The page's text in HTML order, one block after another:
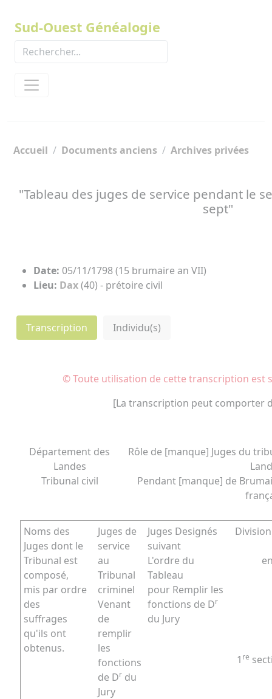
Sud-Ouest Généalogie
Accueil Documents anciens Archives privées
"Tableau des juges de service pendant le
sept"
Date: 05/11/1798 (15 brumaire an VII)
Lieu: Dax(40) - prétoire civil
Transcription Individu(s)
© Toute utilisation de cette transcription est
[La transcription peut comporter
Département des
Landes
Tribunal civil
Rôle de [manque] Juges du
Pendant [manque] de
Noms des
Juges dont le
Tribunal est
composé,
mis par ordre
des
suffrages
qu'ils ont
obtenus.
Juges de
service
au
Tribunal
criminel
Venant
de
remplir
les
fonctions
de Dr du
Jury
Juges Designés
suivant
L'ordre du
Tableau
pour Remplir les
fonctions de Dr
du Jury
1 re